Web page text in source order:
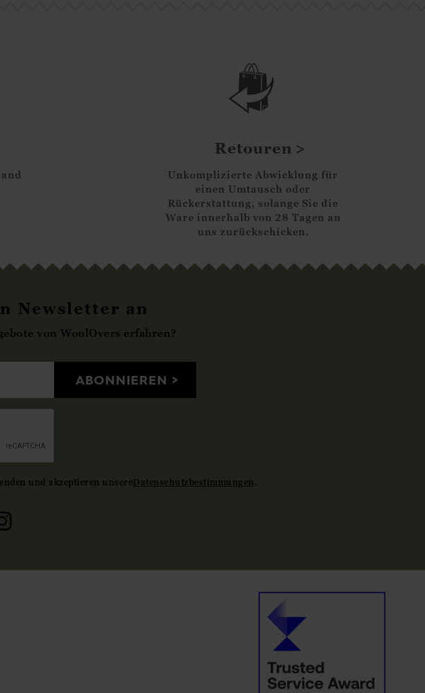
Retouren
Unkomplizierte Abwicklung für
einen Umtausch oder
Rückerstattung, solange Sie die
Ware innerhalb von 28 Tagen an
uns zurückschicken.
Newsletter an
von WoolOvers erfahren?
ABONNIEREN
und akzeptieren unsereDatenschutzbestimmungen .